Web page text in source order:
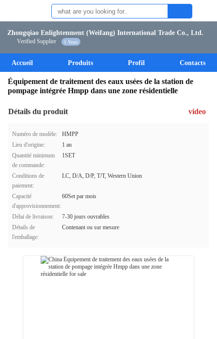
Zhongqiao Enlightenment (Weifang) International Trade Co., Ltd.
Verified Supplier 1 Years
Accueil Produits Profil Contacts
Équipement de traitement des eaux usées de la station de
pompage intégrée Hmpp dans une zone résidentielle
Détails du produit video
Numéro de modèle:
HMPP
Lieu d'origine:
1 an
Quantité minimum
de commande:
1SET
Conditions de
paiement:
LC, D/A, D/P, T/T, Western Union
Capacité
d'approvisionnement:
60Set par mois
Délai de livraison:
7-30 jours ouvrables
Détails de
l'emballage:
Contenant ou sur mesure